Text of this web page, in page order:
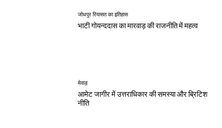
जोधपुर रियासत का इतिहास
भाटी गोयन्ददास का मारवाड़ की राजनीति में महत्व
मेवाड़
आमेट जागीर में उत्तराधिकार की समस्या और ब्रिटिश
नीति